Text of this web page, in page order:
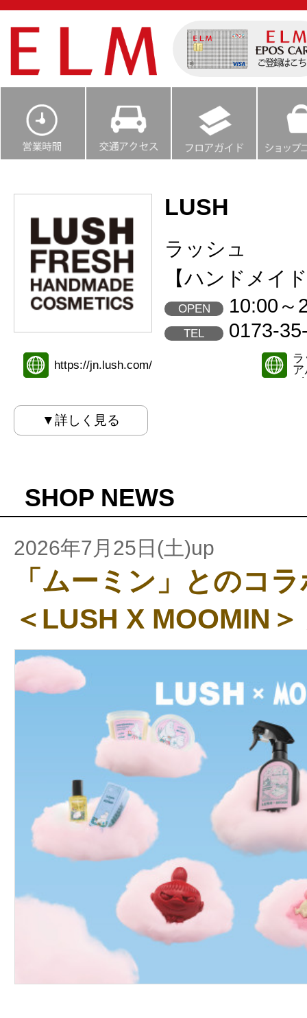
LUSH
ラッシュ
【ハンドメイ
OPEN 10:00～
TEL 0173-
https://jn.lush.com/
et)
▼詳しく見る
SHOP NEWS
2026年7月25日(土)up
「ムーミン」とのコ
＜LUSH X MOOMIN